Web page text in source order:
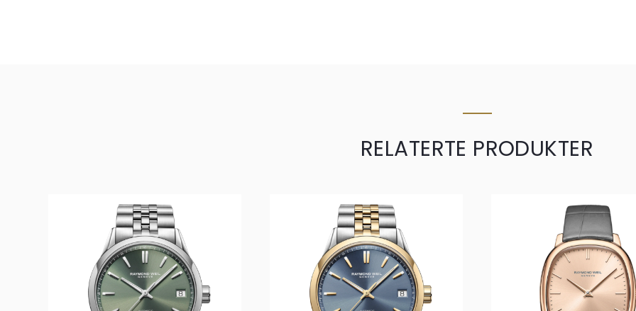
RELATERTE PRODUKTER